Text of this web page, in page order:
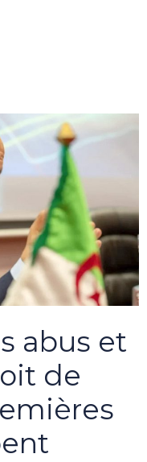
abus et
de